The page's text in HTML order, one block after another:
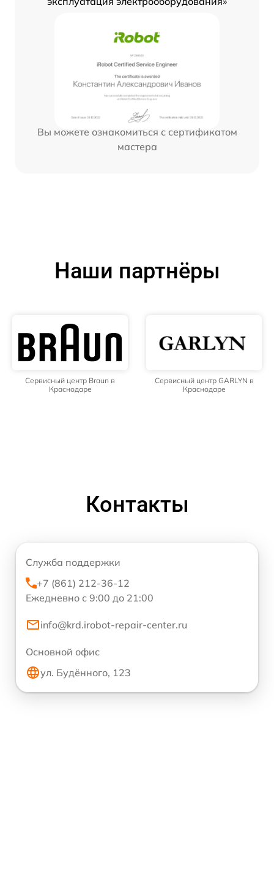
Вы можете ознакомиться с сертификатом
мастера
Наши партнёры
Сервисный центр Braun в
Краснодаре
Сервисный центр GARLYN в
Краснодаре
Контакты
Служба поддержки
+7 (861) 212-36-12
Ежедневно с 9:00 до 21:00
info@krd.irobot-repair-center.ru
Основной офис
ул. Будённого, 123